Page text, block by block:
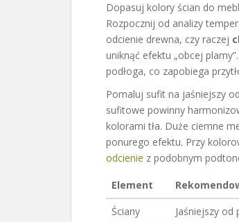
Dopasuj kolory ścian do
Rozpocznij od analizy
odcienie drewna, czy raczej
uniknąć efektu „obcej
podłoga, co zapobiega
Pomaluj sufit na jaśniejszy
sufitowe powinny
kolorami tła. Duże ciemne
ponurego efektu. Przy
odcienie z podobnym
Element
Ściany
Jaśniejszy od